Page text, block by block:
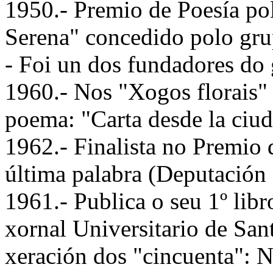
1950.- Premio de Poesía
Serena" concedido polo
- Foi un dos fundadores
1960.- Nos "Xogos
poema: "Carta desde la
1962.- Finalista no
última palabra (Deputación
1961.- Publica o seu 1º
xornal Universitario de
xeración dos "cincuenta":